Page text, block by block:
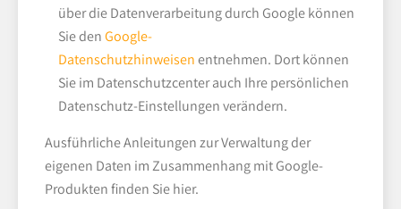
über die Datenverarbeitung durch Google können
Sie denGoogle-
Datenschutzhinweisenentnehmen. Dort können
Sie im Datenschutzcenter auch Ihre persönlichen
Datenschutz-Einstellungen verändern.
Ausführliche Anleitungen zur Verwaltung der
eigenen Daten im Zusammenhang mit Google-
Produkten finden Sie hier.